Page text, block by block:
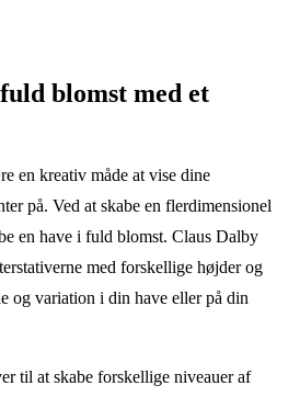
blomst med et
en kreativ måde at vise dine
på. Ved at skabe en flerdimensionel
en have i fuld blomst. Claus Dalby
med forskellige højder og
og variation i din have eller på din
til at skabe forskellige niveauer af